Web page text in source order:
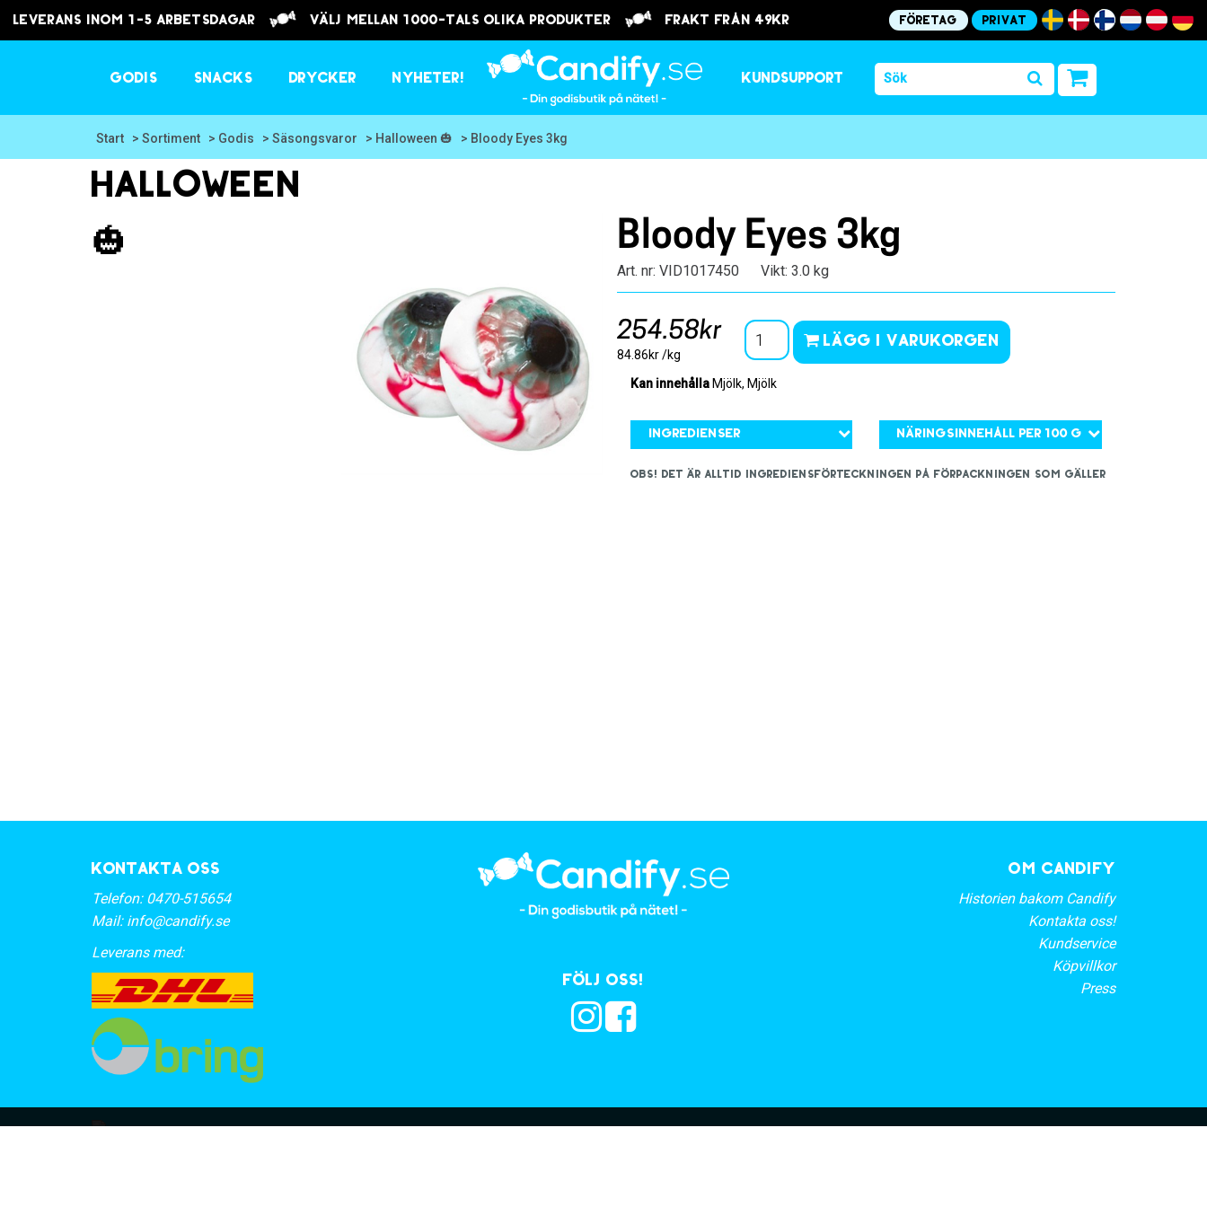
Leverans inom 1-5 arbetsdagar välj mellan 1000-tals olika produkter frakt från 49kr Företag Privat
Godis Snacks Drycker Nyheter! Kundsupport
Start > Sortiment > Godis > Säsongsvaror > Halloween 🎃 > Bloody Eyes 3kg
Halloween
🎃
Bloody Eyes 3kg
Art. nr: VID1017450 Vikt: 3.0 kg
254.58kr
84.86kr /kg
Lägg i varukorgen
Kan innehållaMjölk, Mjölk
Ingredienser Näringsinnehåll per 100 g
OBS! Det är alltid ingrediensförteckningen på förpackningen som gäller
Kontakta oss
Telefon: 0470-515654
Mail: info@candify.se
Leverans med:
Följ oss!
OM CANDIFY
Historien bakom Candify
Kontakta oss!
Kundservice
Köpvillkor
Press